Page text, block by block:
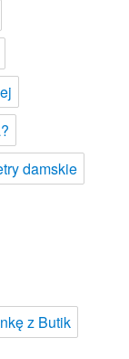
damskie
z Butik